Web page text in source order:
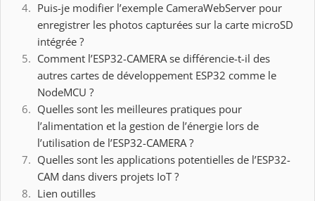
Puis-je modifier l’exemple CameraWebServer pour
enregistrer les photos capturées sur la carte microSD
intégrée ?
Comment l’ESP32-CAMERA se différencie-t-il des
autres cartes de développement ESP32 comme le
NodeMCU ?
Quelles sont les meilleures pratiques pour
l’alimentation et la gestion de l’énergie lors de
l’utilisation de l’ESP32-CAMERA ?
Quelles sont les applications potentielles de l’ESP32-
CAM dans divers projets IoT ?
Lien outilles